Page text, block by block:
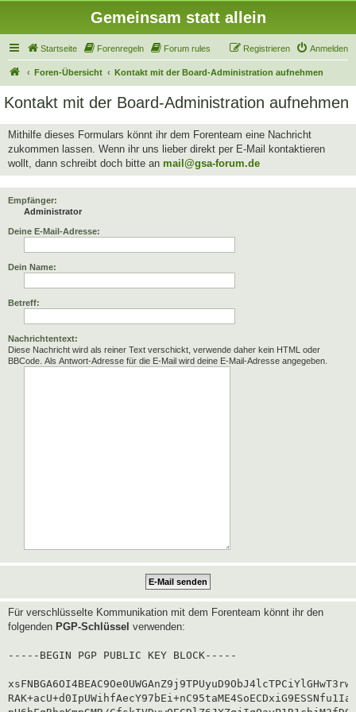
Gemeinsam statt allein
Startseite Forenregeln Forum rules Anmelden
Registrieren
Foren-Übersicht Kontakt mit der Board-Administration aufnehmen
Kontakt mit der Board-Administration aufnehmen
Mithilfe dieses Formulars könnt ihr dem Forenteam eine Nachricht
zukommen lassen. Wenn ihr uns lieber direkt per E-Mail kontaktieren
wollt, dann schreibt doch bitte an mail@gsa-forum.de
Empfänger:
Administrator
Deine E-Mail-Adresse:
Dein Name:
Betreff:
Nachrichtentext:
Diese Nachricht wird als reiner Text verschickt, verwende daher kein HTML oder
BBCode. Als Antwort-Adresse für die E-Mail wird deine E-Mail-Adresse angegeben.
Für verschlüsselte Kommunikation mit dem Forenteam könnt ihr den
folgenden PGP-Schlüssel verwenden:
-----BEGIN PGP PUBLIC KEY BLOCK-----